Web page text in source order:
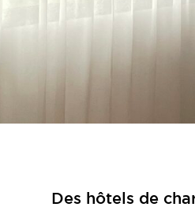
Des hôtels de